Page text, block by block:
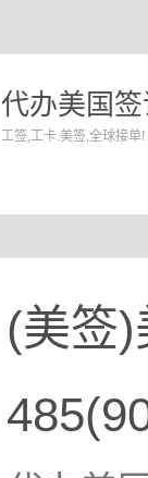
代办美国
工签,工卡.美签,全球接单!
(美签